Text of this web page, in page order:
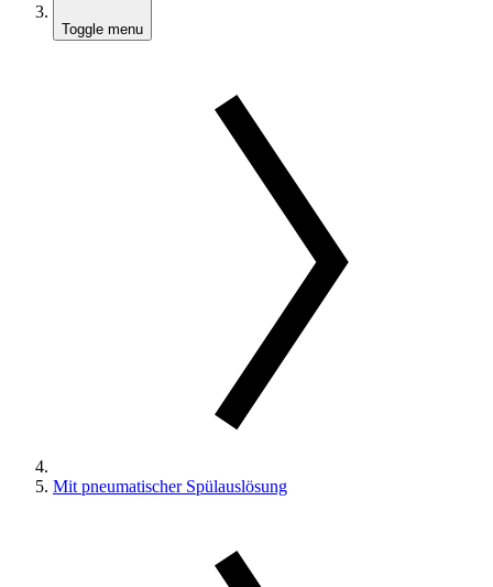
Toggle menu
Mit pneumatischer Spülauslösung